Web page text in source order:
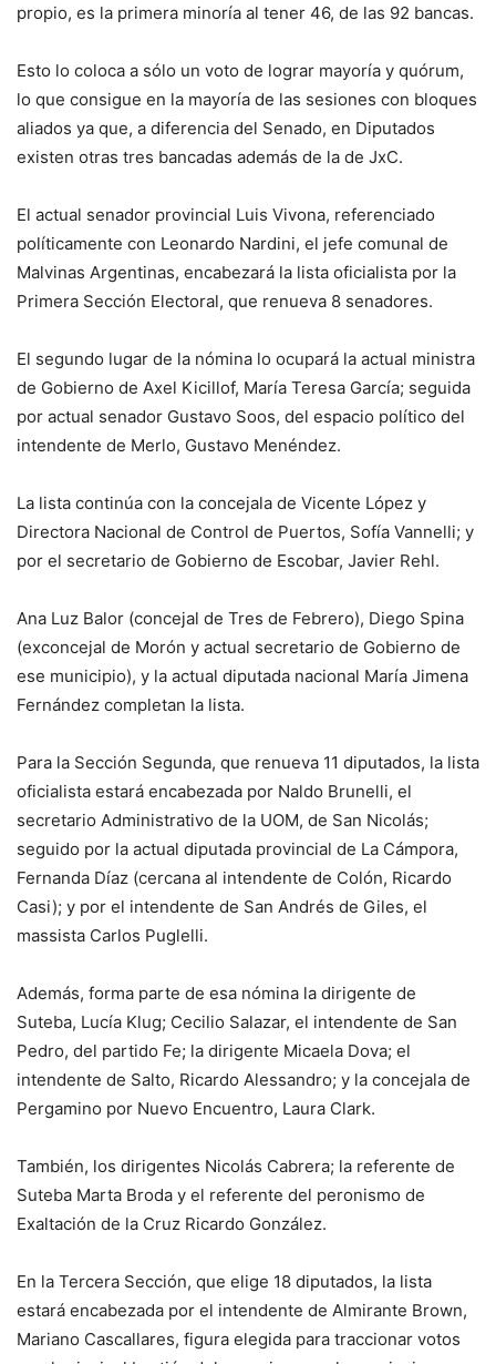
propio, es la primera minoría al tener 46, de las 92 bancas.
Esto lo coloca a sólo un voto de lograr mayoría y quórum,
lo que consigue en la mayoría de las sesiones con bloques
aliados ya que, a diferencia del Senado, en Diputados
existen otras tres bancadas además de la de JxC.
El actual senador provincial Luis Vivona, referenciado
políticamente con Leonardo Nardini, el jefe comunal de
Malvinas Argentinas, encabezará la lista oficialista por la
Primera Sección Electoral, que renueva 8 senadores.
El segundo lugar de la nómina lo ocupará la actual ministra
de Gobierno de Axel Kicillof, María Teresa García; seguida
por actual senador Gustavo Soos, del espacio político del
intendente de Merlo, Gustavo Menéndez.
La lista continúa con la concejala de Vicente López y
Directora Nacional de Control de Puertos, Sofía Vannelli; y
por el secretario de Gobierno de Escobar, Javier Rehl.
Ana Luz Balor (concejal de Tres de Febrero), Diego Spina
(exconcejal de Morón y actual secretario de Gobierno de
ese municipio), y la actual diputada nacional María Jimena
Fernández completan la lista.
Para la Sección Segunda, que renueva 11 diputados, la lista
oficialista estará encabezada por Naldo Brunelli, el
secretario Administrativo de la UOM, de San Nicolás;
seguido por la actual diputada provincial de La Cámpora,
Fernanda Díaz (cercana al intendente de Colón, Ricardo
Casi); y por el intendente de San Andrés de Giles, el
massista Carlos Puglelli.
Además, forma parte de esa nómina la dirigente de
Suteba, Lucía Klug; Cecilio Salazar, el intendente de San
Pedro, del partido Fe; la dirigente Micaela Dova; el
intendente de Salto, Ricardo Alessandro; y la concejala de
Pergamino por Nuevo Encuentro, Laura Clark.
También, los dirigentes Nicolás Cabrera; la referente de
Suteba Marta Broda y el referente del peronismo de
Exaltación de la Cruz Ricardo González.
En la Tercera Sección, que elige 18 diputados, la lista
estará encabezada por el intendente de Almirante Brown,
Mariano Cascallares, figura elegida para traccionar votos